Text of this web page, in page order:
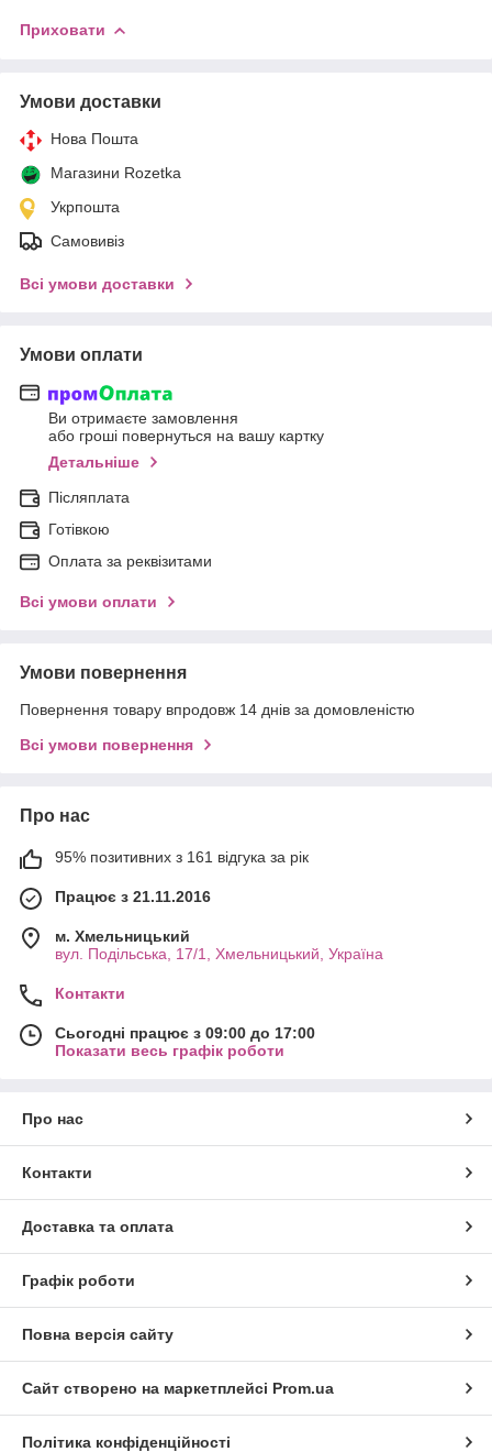
Приховати
Умови доставки
Нова Пошта
Магазини Rozetka
Укрпошта
Самовивіз
Всі умови доставки
Умови оплати
Ви отримаєте замовлення
або гроші повернуться на вашу картку
Детальніше
Післяплата
Готівкою
Оплата за реквізитами
Всі умови оплати
Умови повернення
Повернення товару впродовж 14 днів за домовленістю
Всі умови повернення
Про нас
95% позитивних з 161 відгука за рік
Працює з 21.11.2016
м. Хмельницький
вул. Подільська, 17/1, Хмельницький, Україна
Контакти
Сьогодні працює з 09:00 до 17:00
Показати весь графік роботи
Про нас
Контакти
Доставка та оплата
Графік роботи
Повна версія сайту
Сайт створено на маркетплейсі Prom.ua
Політика конфіденційності